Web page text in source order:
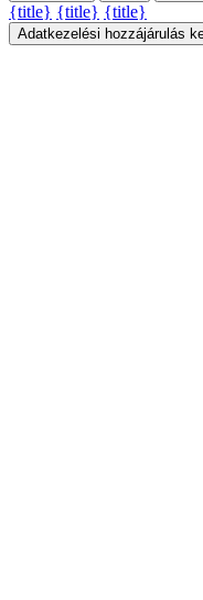
{title} {title} {title}
Adatkezelési hozzájárulás